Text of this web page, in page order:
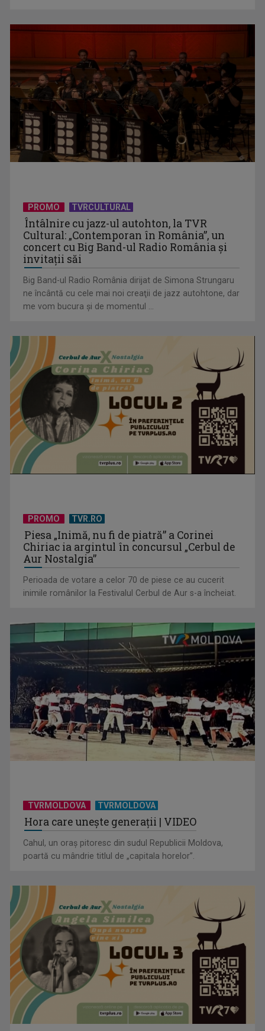
Horoscopul zilei de 4 august
PROMO TVRCULTURAL
Întâlnire cu jazz-ul autohton, la TVR
Cultural: „Contemporan în România”, un
concert cu Big Band-ul Radio România şi
invitaţii săi
Big Band-ul Radio România dirijat de Simona Strungaru
ne încântă cu cele mai noi creaţii de jazz autohtone, dar
me vom bucura şi de momentul ...
PROMO TVR.RO
Piesa „Inimă, nu fi de piatră” a Corinei
Chiriac ia argintul în concursul „Cerbul de
Aur Nostalgia”
Perioada de votare a celor 70 de piese ce au cucerit
inimile românilor la Festivalul Cerbul de Aur s-a încheiat.
TVRMOLDOVA TVRMOLDOVA
Hora care unește generații | VIDEO
Cahul, un oraș pitoresc din sudul Republicii Moldova,
poartă cu mândrie titlul de „capitala horelor”.